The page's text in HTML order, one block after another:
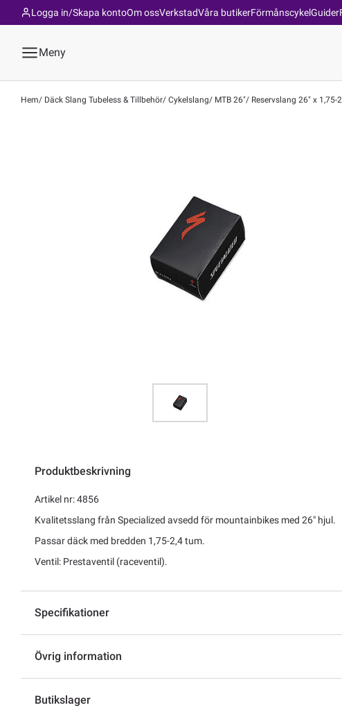
Om ossVerkstadVåra butikerFörmånscykelGuider
Logga in/Skapa konto
Meny
Hem Däck Slang Tubeless & Tillbehör Cykelslang MTB 26" Reservslang 26" x 1,75-
Produktbeskrivning
Artikel nr: 4856
Kvalitetsslang från Specialized avsedd för mountainbikes med 26" hjul.
Passar däck med bredden 1,75-2,4 tum.
Ventil: Prestaventil (raceventil).
Specifikationer
Övrig information
Butikslager